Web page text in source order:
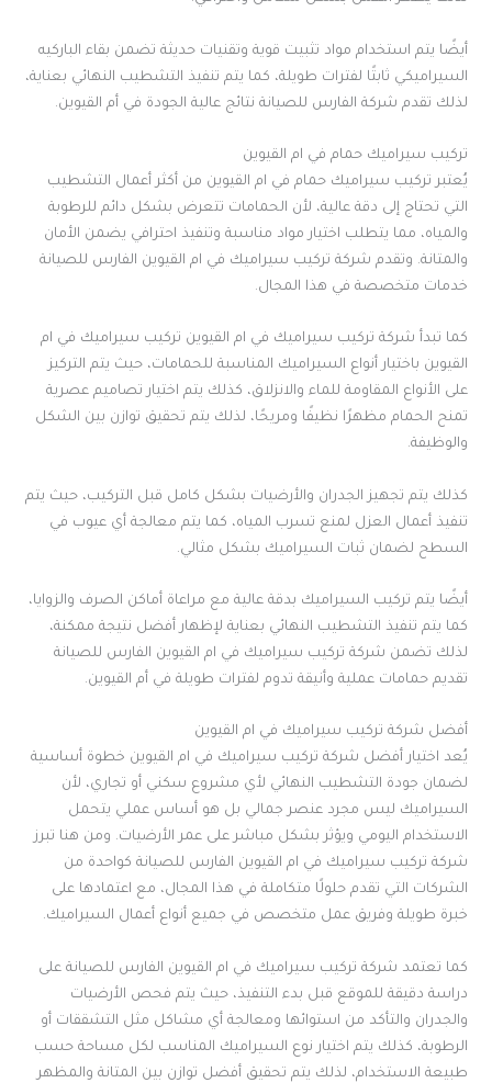
أيضًا يتم استخدام مواد تثبيت قوية وتقنيات حديثة تضمن بقاء الباركيه
السيراميكي ثابتًا لفترات طويلة، كما يتم تنفيذ التشطيب النهائي بعناية،
لذلك تقدم شركة الفارس للصيانة نتائج عالية الجودة في أم القيوين.
تركيب سيراميك حمام في ام القيوين
يُعتبر تركيب سيراميك حمام في ام القيوين من أكثر أعمال التشطيب
التي تحتاج إلى دقة عالية، لأن الحمامات تتعرض بشكل دائم للرطوبة
والمياه، مما يتطلب اختيار مواد مناسبة وتنفيذ احترافي يضمن الأمان
والمتانة. وتقدم شركة تركيب سيراميك في ام القيوين الفارس للصيانة
خدمات متخصصة في هذا المجال.
كما تبدأ شركة تركيب سيراميك في ام القيوين تركيب سيراميك في ام
القيوين باختيار أنواع السيراميك المناسبة للحمامات، حيث يتم التركيز
على الأنواع المقاومة للماء والانزلاق، كذلك يتم اختيار تصاميم عصرية
تمنح الحمام مظهرًا نظيفًا ومريحًا، لذلك يتم تحقيق توازن بين الشكل
والوظيفة.
كذلك يتم تجهيز الجدران والأرضيات بشكل كامل قبل التركيب، حيث يتم
تنفيذ أعمال العزل لمنع تسرب المياه، كما يتم معالجة أي عيوب في
السطح لضمان ثبات السيراميك بشكل مثالي.
أيضًا يتم تركيب السيراميك بدقة عالية مع مراعاة أماكن الصرف والزوايا،
كما يتم تنفيذ التشطيب النهائي بعناية لإظهار أفضل نتيجة ممكنة،
لذلك تضمن شركة تركيب سيراميك في ام القيوين الفارس للصيانة
تقديم حمامات عملية وأنيقة تدوم لفترات طويلة في أم القيوين.
أفضل شركة تركيب سيراميك في ام القيوين
يُعد اختيار أفضل شركة تركيب سيراميك في ام القيوين خطوة أساسية
لضمان جودة التشطيب النهائي لأي مشروع سكني أو تجاري، لأن
السيراميك ليس مجرد عنصر جمالي بل هو أساس عملي يتحمل
الاستخدام اليومي ويؤثر بشكل مباشر على عمر الأرضيات. ومن هنا تبرز
شركة تركيب سيراميك في ام القيوين الفارس للصيانة كواحدة من
الشركات التي تقدم حلولًا متكاملة في هذا المجال، مع اعتمادها على
خبرة طويلة وفريق عمل متخصص في جميع أنواع أعمال السيراميك.
كما تعتمد شركة تركيب سيراميك في ام القيوين الفارس للصيانة على
دراسة دقيقة للموقع قبل بدء التنفيذ، حيث يتم فحص الأرضيات
والجدران والتأكد من استوائها ومعالجة أي مشاكل مثل التشققات أو
الرطوبة، كذلك يتم اختيار نوع السيراميك المناسب لكل مساحة حسب
طبيعة الاستخدام، لذلك يتم تحقيق أفضل توازن بين المتانة والمظهر